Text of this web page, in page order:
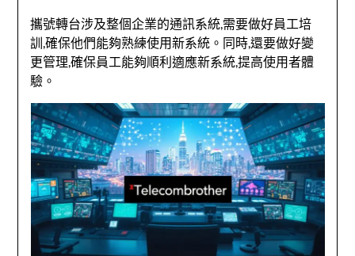
攜號轉台涉及整個企業的通訊系統,需要做好員工培
訓,確保他們能夠熟練使用新系統。同時,還要做好變
更管理,確保員工能夠順利適應新系統,提高使用者體
驗。